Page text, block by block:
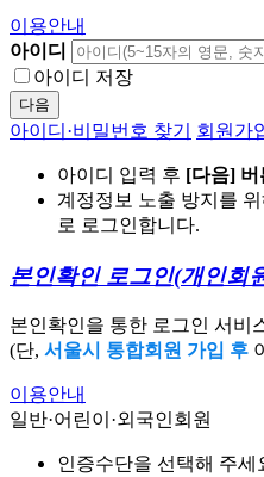
이용안내
아이디
아이디 저장
다음
아이디·비밀번호 찾기 회원가
아이디 입력 후 [다음] 버
계정정보 노출 방지를
로 로그인합니다.
본인확인 로그인(개인회
본인확인을 통한 로그인 서비
(단, 서울시 통합회원 가입 후
이용안내
일반·어린이·외국인회원
인증수단을 선택해 주세